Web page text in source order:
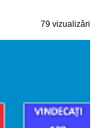
79 vizualizări